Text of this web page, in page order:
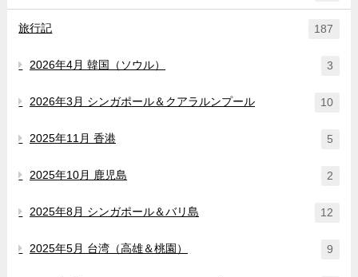
旅行記 187
2026年4月 韓国（ソウル） 3
2026年3月 シンガポール＆クアラルンプール 10
2025年11月 香港 5
2025年10月 鹿児島 2
2025年8月 シンガポール＆バリ島 12
2025年5月 台湾（高雄＆桃園） 9